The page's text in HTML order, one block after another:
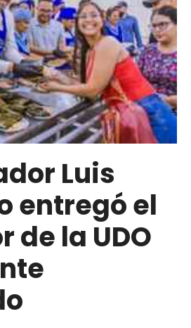
Luis
entregó el
de la UDO